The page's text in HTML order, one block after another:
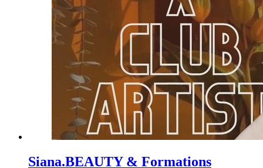
Siana.BEAUTY & Formations